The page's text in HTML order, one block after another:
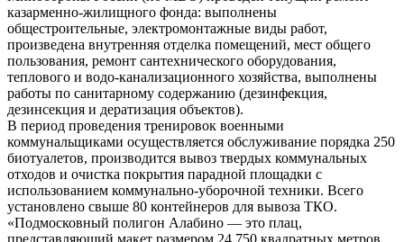
казарменно-жилищного фонда: выполнены
общестроительные, электромонтажные виды работ,
произведена внутренняя отделка помещений, мест общего
пользования, ремонт сантехнического оборудования,
теплового и водо-канализационного хозяйства, выполнены
работы по санитарному содержанию (дезинфекция,
дезинсекция и дератизация объектов).
В период проведения тренировок военными
коммунальщиками осуществляется обслуживание порядка 250
биотуалетов, производится вывоз твердых коммунальных
отходов и очистка покрытия парадной площадки с
использованием коммунально-уборочной техники. Всего
установлено свыше 80 контейнеров для вывоза ТКО.
«Подмосковный полигон Алабино — это плац,
представляющий макет размером 24 750 квадратных метров,